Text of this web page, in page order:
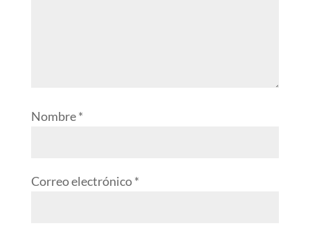
Nombre*
Correo electrónico*